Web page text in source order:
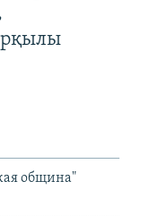
община"